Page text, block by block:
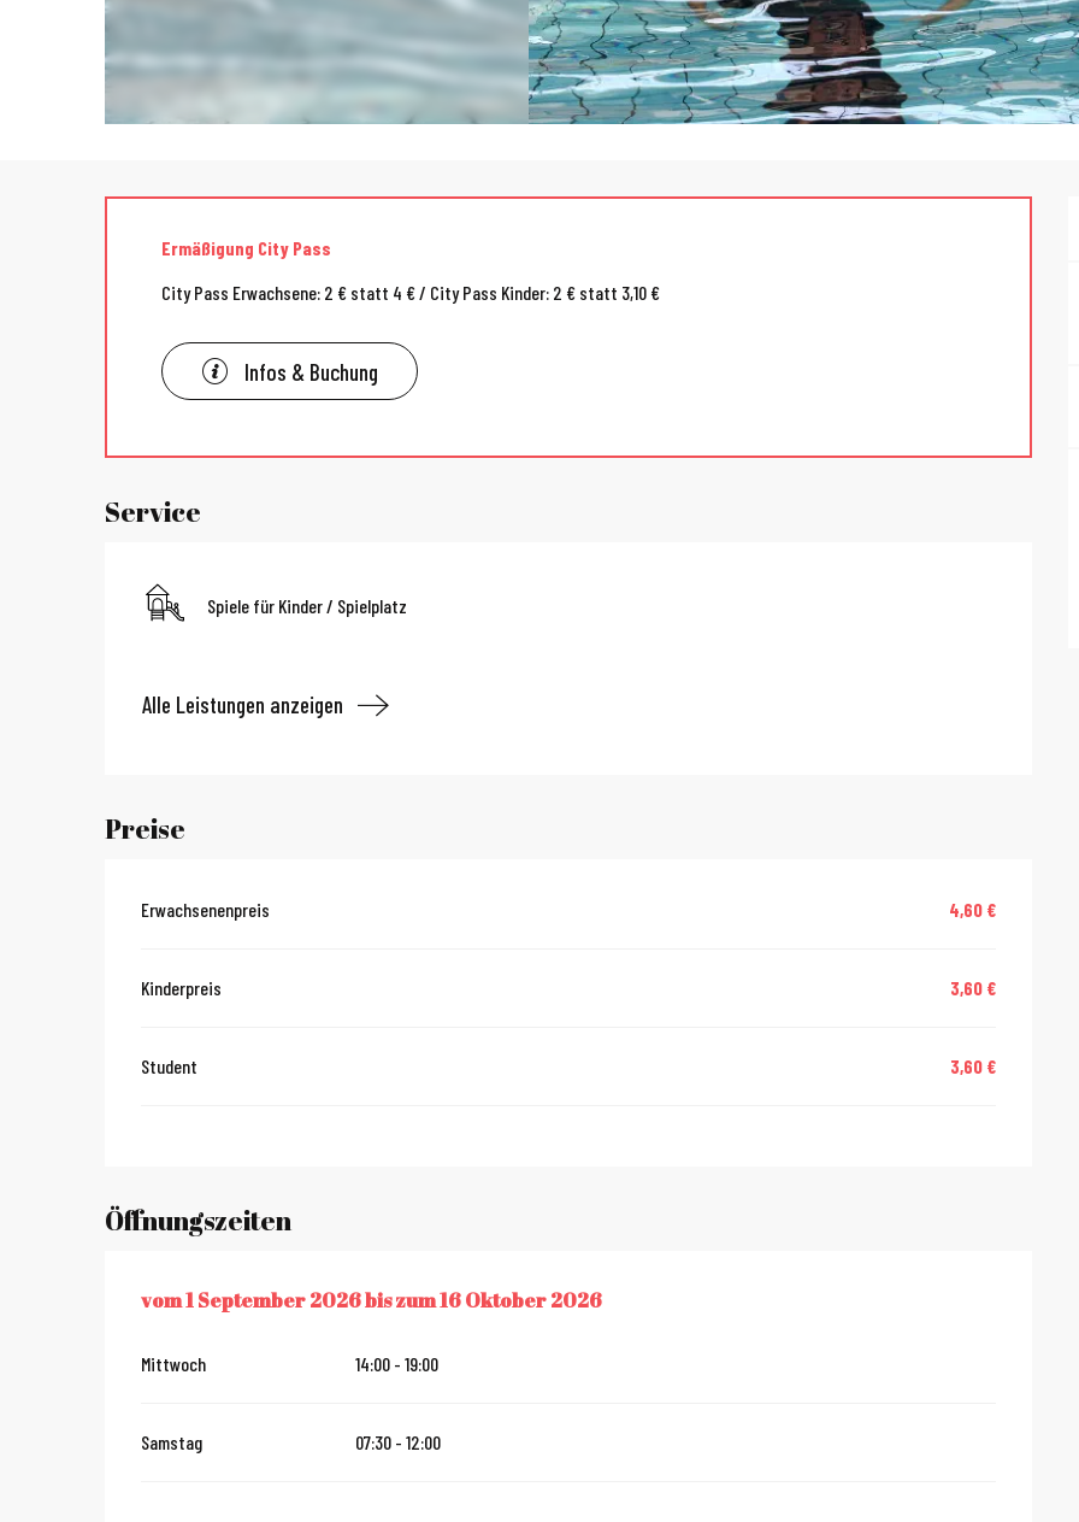
Ermäßigung City Pass
City Pass Erwachsene: 2 € statt 4 € / City Pass Kinder: 2 € statt 3,10 €
Infos & Buchung
Service
Spiele für Kinder / Spielplatz
Alle Leistungen anzeigen
Preise
Erwachsenenpreis 4,60 €
Kinderpreis 3,60 €
Student 3,60 €
Öffnungszeiten
VOM1 SEPTEMBER 2026BIS ZUM16 OKTOBER 2026
vom1 September 2026bis zum16 Oktober 2026
Mittwoch 14:00 - 19:00
Samstag 07:30 - 12:00